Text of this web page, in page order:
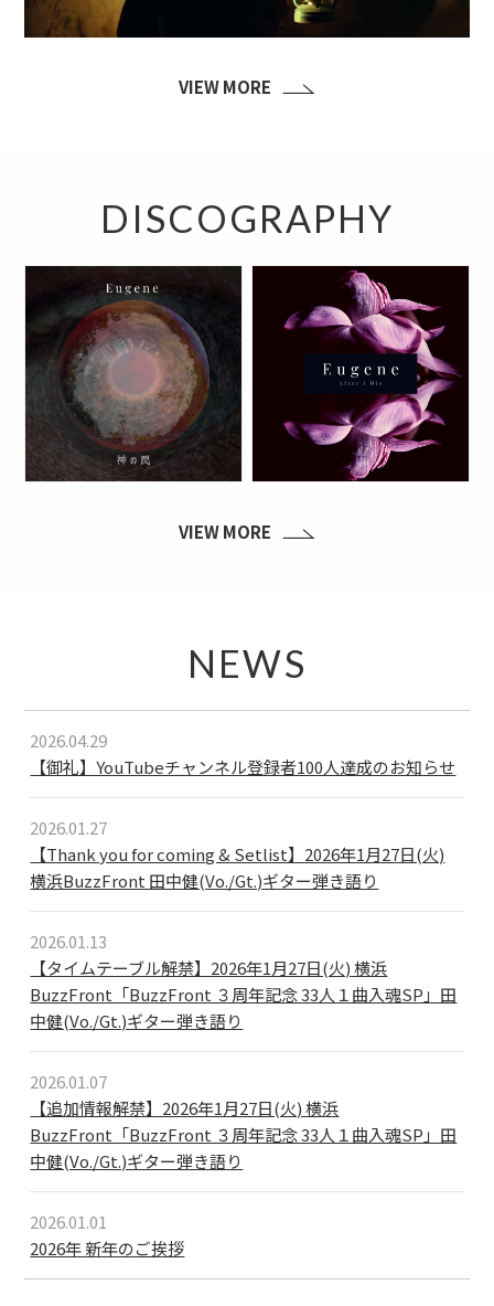
VIEW MORE
DISCOGRAPHY
VIEW MORE
NEWS
2026.04.29
【御礼】YouTubeチャンネル登録者100人達成のお知らせ
2026.01.27
【Thank you for coming & Setlist】2026年1月27日(火)
横浜BuzzFront 田中健(Vo./Gt.)ギター弾き語り
2026.01.13
【タイムテーブル解禁】2026年1月27日(火) 横浜
BuzzFront「BuzzFront ３周年記念 33人１曲入魂SP」田
中健(Vo./Gt.)ギター弾き語り
2026.01.07
【追加情報解禁】2026年1月27日(火) 横浜
BuzzFront「BuzzFront ３周年記念 33人１曲入魂SP」田
中健(Vo./Gt.)ギター弾き語り
2026.01.01
2026年 新年のご挨拶